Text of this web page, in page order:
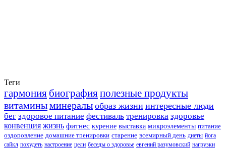
Теги
гармония биографияполезные продукты
витаминыминералы образ жизни интересные люди
бег здоровое питание фестиваль тренировка здоровье
конвенция жизнь фитнес курение выставка микроэлементы питание
оздоровление домашние тренировки старение всемирный день диеты йога
сайкл похудеть настроение цели беседы о здоровье евгений разумовский нагрузки